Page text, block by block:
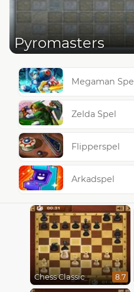
Pyromasters
Megaman Spel
Zelda Spel
Flipperspel
Arkadspel
Chess Classic 8.7